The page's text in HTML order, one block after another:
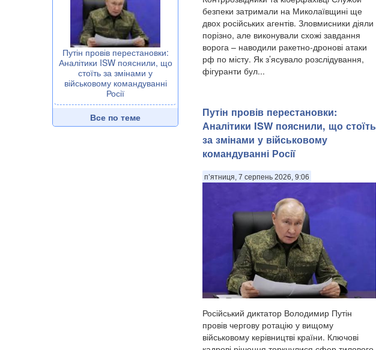
Путін провів перестановки:
Аналітики ISW пояснили, що
стоїть за змінами у
військовому командуванні
Росії
Все по теме
безпеки затримали на Миколаївщині ще
двох російських агентів. Зловмисники діяли
порізно, але виконували схожі завдання
ворога – наводили ракетно-дронові атаки
рф по місту. Як з’ясувало розслідування,
фігуранти бул...
Путін провів перестановки:
Аналітики ISW пояснили, що стоїть
за змінами у військовому
командуванні Росії
п’ятниця, 7 серпень 2026, 9:06
Російський диктатор Володимир Путін
провів чергову ротацію у вищому
військовому керівництві країни. Ключові